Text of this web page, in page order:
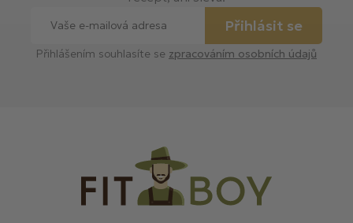
Přihlásit se
Přihlášením souhlasíte se zpracováním osobních údajů